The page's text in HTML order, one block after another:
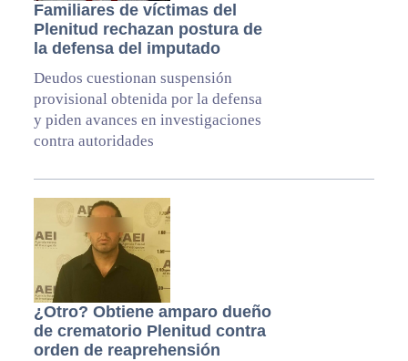
Familiares de víctimas del
Plenitud rechazan postura de
la defensa del imputado
Deudos cuestionan suspensión
provisional obtenida por la defensa
y piden avances en investigaciones
contra autoridades
¿Otro? Obtiene amparo dueño
de crematorio Plenitud contra
orden de reaprehensión